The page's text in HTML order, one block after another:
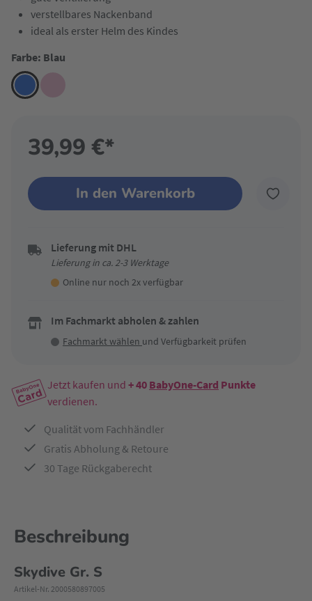
verstellbares Nackenband
ideal als erster Helm des Kindes
Farbe: Blau
39,99 €*
In den Warenkorb
Lieferung mit DHL
Lieferung in ca. 2-3 Werktage
Online nur noch 2x verfügbar
Im Fachmarkt abholen & zahlen
Fachmarkt wählen und Verfügbarkeit prüfen
Jetzt kaufen und + 40 BabyOne-Card Punkte
verdienen.
Qualität vom Fachhändler
Gratis Abholung & Retoure
30 Tage Rückgaberecht
Beschreibung
Skydive Gr. S
Artikel-Nr. 2000580897005